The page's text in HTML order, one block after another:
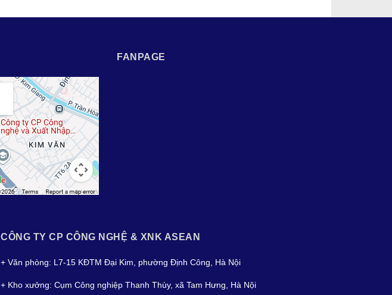
FANPAGE
CÔNG TY CP CÔNG NGHỆ & XNK ASEAN
+ Văn phòng: L7-15 KĐTM Đại Kim, phường Định Công, Hà Nội
+ Kho xưởng: Cụm Công nghiệp Thanh Thùy, xã Tam Hưng, Hà Nội